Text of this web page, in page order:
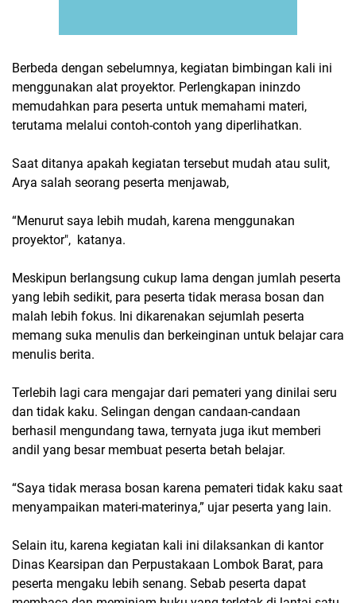
Berbeda dengan sebelumnya, kegiatan bimbingan kali ini
menggunakan alat proyektor. Perlengkapan ininzdo
memudahkan para peserta untuk memahami materi,
terutama melalui contoh-contoh yang diperlihatkan.
Saat ditanya apakah kegiatan tersebut mudah atau sulit,
Arya salah seorang peserta menjawab,
“Menurut saya lebih mudah, karena menggunakan
proyektor", katanya.
Meskipun berlangsung cukup lama dengan jumlah peserta
yang lebih sedikit, para peserta tidak merasa bosan dan
malah lebih fokus. Ini dikarenakan sejumlah peserta
memang suka menulis dan berkeinginan untuk belajar cara
menulis berita.
Terlebih lagi cara mengajar dari pemateri yang dinilai seru
dan tidak kaku. Selingan dengan candaan-candaan
berhasil mengundang tawa, ternyata juga ikut memberi
andil yang besar membuat peserta betah belajar.
“Saya tidak merasa bosan karena pemateri tidak kaku saat
menyampaikan materi-materinya,” ujar peserta yang lain.
Selain itu, karena kegiatan kali ini dilaksankan di kantor
Dinas Kearsipan dan Perpustakaan Lombok Barat, para
peserta mengaku lebih senang. Sebab peserta dapat